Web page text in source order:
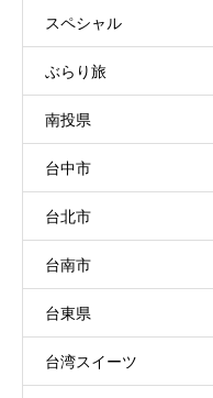
スペシャル
ぶらり旅
南投県
台中市
台北市
台南市
台東県
台湾スイーツ